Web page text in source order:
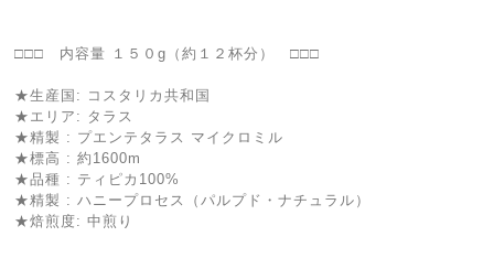
□□□ 内容量 １５０g（約１２杯分） □□□
★生産国: コスタリカ共和国
★エリア: タラス
★精製 : プエンテタラス マイクロミル
★標高 : 約1600m
★品種 : ティピカ100%
★精製 : ハニープロセス（パルプド・ナチュラル）
★焙煎度: 中煎り